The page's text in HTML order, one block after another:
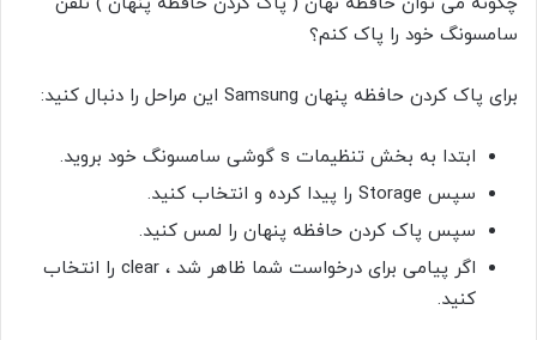
سامسونگ خود را پاک کنم؟
برای پاک کردن حافظه پنهان Samsung این مراحل را دنبال کنید:
ابتدا به بخش تنظیمات s گوشی سامسونگ خود بروید.
سپس Storage را پیدا کرده و انتخاب کنید.
سپس پاک کردن حافظه پنهان را لمس کنید.
اگر پیامی برای درخواست شما ظاهر شد ، clear را انتخاب
کنید.